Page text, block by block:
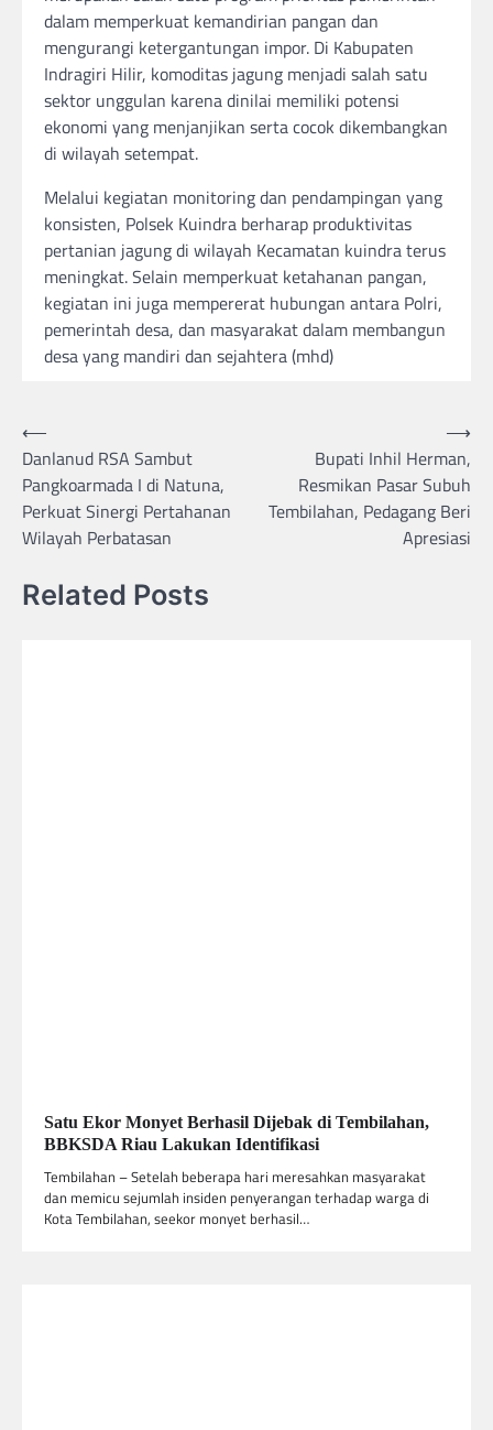
dalam memperkuat kemandirian pangan dan
mengurangi ketergantungan impor. Di Kabupaten
Indragiri Hilir, komoditas jagung menjadi salah satu
sektor unggulan karena dinilai memiliki potensi
ekonomi yang menjanjikan serta cocok dikembangkan
di wilayah setempat.
Melalui kegiatan monitoring dan pendampingan yang
konsisten, Polsek Kuindra berharap produktivitas
pertanian jagung di wilayah Kecamatan kuindra terus
meningkat. Selain memperkuat ketahanan pangan,
kegiatan ini juga mempererat hubungan antara Polri,
pemerintah desa, dan masyarakat dalam membangun
desa yang mandiri dan sejahtera (mhd)
Post
navigation
⟵
Danlanud RSA Sambut
Pangkoarmada I di Natuna,
Perkuat Sinergi Pertahanan
Wilayah Perbatasan
Bupati Inhil Herman,
Resmikan Pasar Subuh
Tembilahan, Pedagang Beri
Apresiasi
⟶
Related Posts
Satu Ekor Monyet Berhasil Dijebak di Tembilahan,
BBKSDA Riau Lakukan Identifikasi
Tembilahan – Setelah beberapa hari meresahkan masyarakat
dan memicu sejumlah insiden penyerangan terhadap warga di
Kota Tembilahan, seekor monyet berhasil…